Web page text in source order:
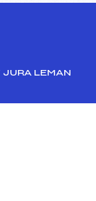
LEMAN